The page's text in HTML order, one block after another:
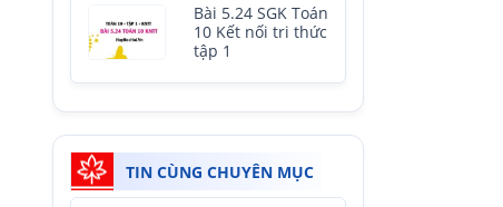
Bài 5.24 SGK Toán
10 Kết nối tri thức
tập 1
TIN CÙNG CHUYÊN MỤC